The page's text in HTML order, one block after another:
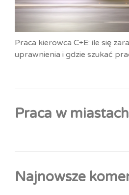
Praca kierowca C+E: ile się
uprawnienia i gdzie szukać
Praca w miastach
Najnowsze